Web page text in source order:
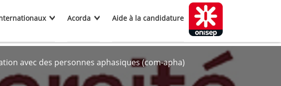
Acorda Aide à la candidature
avec des personnes aphasiques (com-apha)